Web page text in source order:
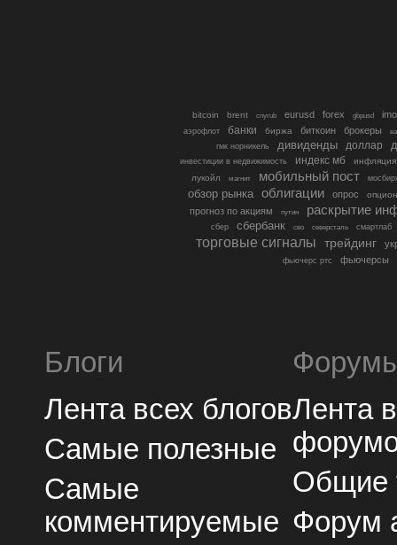
bitcoin brent cnyrub eurusd forex gbpusd
аэрофлот банки биржа биткоин брокеры
гмк норникель
дивиденды доллар
инвестиции в недвижимость индекс мб
инфляция
лукойл
магнит мобильный пост
обзор рынка облигации опрос
прогноз по акциям путин раскрытие
сбер сбербанк сво северсталь смартлаб
торговые сигналы трейдинг
фьючерс ртс фьючерсы
Блоги
Лента всех блогов
Самые полезные
Самые
комментируемые
Лента
Общие
Форум